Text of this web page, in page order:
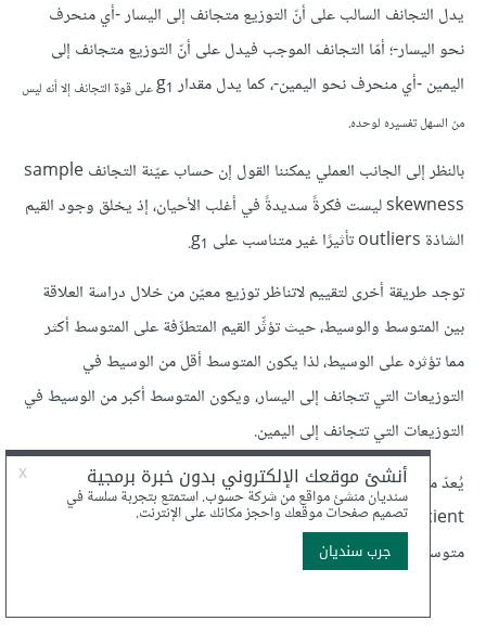
يدل التجانف السالب على أنّ التوزيع متجانف إلى اليسار -أي منحرف
نحو اليسار-؛ أمّا التجانف الموجب فيدل على أنّ التوزيع متجانف إلى
اليمين -أي منحرف نحو اليمين-، كما يدل مقدار g
1‎ على قوة التجانف إلا أنه ليس
من السهل تفسيره لوحده.
بالنظر إلى الجانب العملي يمكننا القول إن حساب عيّنة التجانف sample
skewness ليست فكرةً سديدةً في أغلب الأحيان، إذ يخلق وجود القيم
الشاذة outliers تأثيرًا غير متناسب على g
1‎.
توجد طريقة أخرى لتقييم لاتناظر توزيع معيّن من خلال دراسة العلاقة
بين المتوسط والوسيط، حيث تؤثِّر القيم المتطرِّفة على المتوسط أكثر
مما تؤثره على الوسيط، لذا يكون المتوسط أقل من الوسيط في
التوزيعات التي تتجانف إلى اليسار، ويكون المتوسط أكبر من الوسيط في
التوزيعات التي تتجانف إلى اليمين.
يُعدّ معامل التجانف المتوسط لبيرسون Pearson’s median
skewness coefficient مقياسًا للتجانف يعتمد على الفرق بين
متوسط العيّنة والوسيط، وتكون الصيغة الرياضية له كما يلي: